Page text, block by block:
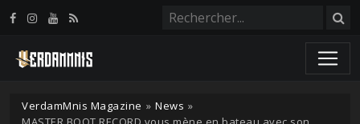
VerdamMnis Magazine » News »
Panneau de gestion des cookies